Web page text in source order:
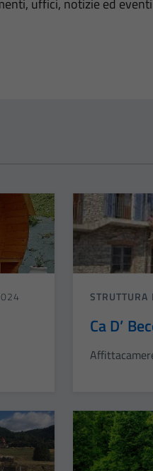
uffici, notizie ed
STRUTTURA
Ca D’